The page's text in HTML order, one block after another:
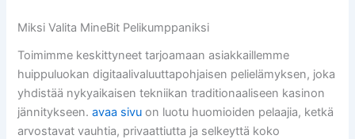
Miksi Valita MineBit Pelikumppaniksi
Toimimme keskittyneet tarjoamaan asiakkaillemme
huippuluokan digitaalivaluuttapohjaisen pelielämyksen, joka
yhdistää nykyaikaisen tekniikan traditionaaliseen kasinon
jännitykseen.avaa sivu on luotu huomioiden pelaajia, ketkä
arvostavat vauhtia, privaattiutta ja selkeyttä koko